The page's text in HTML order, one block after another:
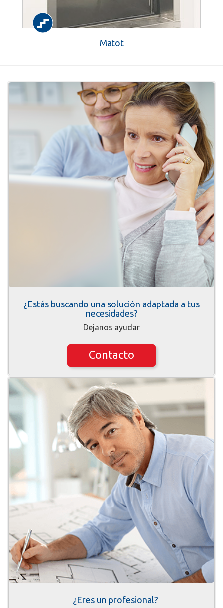
Matot
¿Estás buscando una solución adaptada a tus
necesidades?
Dejanos ayudar
Contacto
¿Eres un profesional?